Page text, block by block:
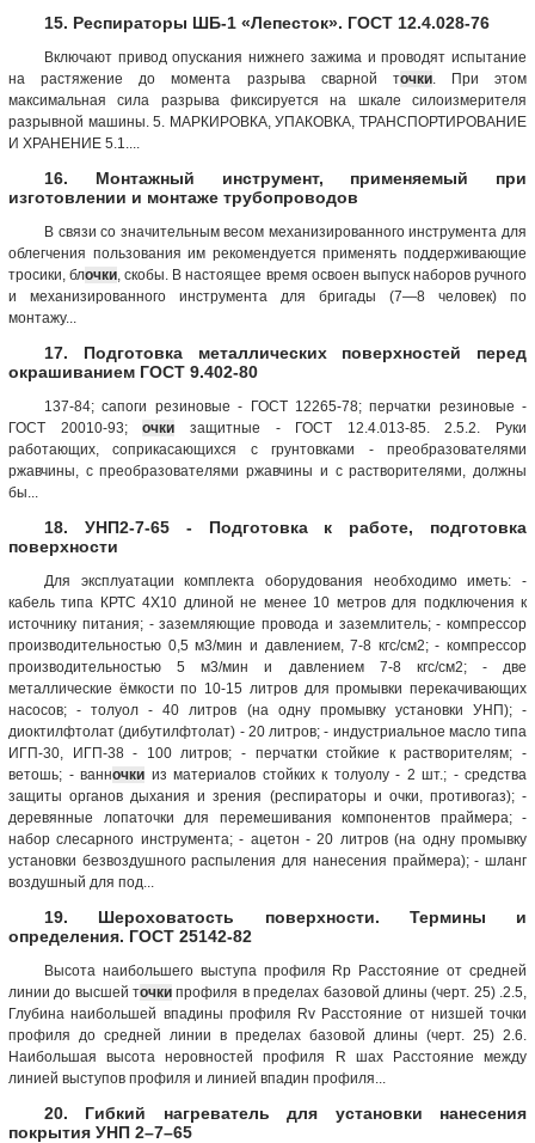
15. Респираторы ШБ-1 «Лепесток». ГОСТ 12.4.028-76
Включают привод опускания нижнего зажима и проводят испытание
на растяжение до момента разрыва сварной точки. При этом
максимальная сила разрыва фиксируется на шкале силоизмерителя
разрывной машины. 5. МАРКИРОВКА, УПАКОВКА, ТРАНСПОРТИРОВАНИЕ
И ХРАНЕНИЕ 5.1....
16. Монтажный инструмент, применяемый при
изготовлении и монтаже трубопроводов
В связи со значительным весом механизированного инструмента для
облегчения пользования им рекомендуется применять поддерживающие
тросики, блочки , скобы. В настоящее время освоен выпуск наборов ручного
и механизированного инструмента для бригады (7—8 человек) по
монтажу...
17. Подготовка металлических поверхностей перед
окрашиванием ГОСТ 9.402-80
137-84; сапоги резиновые - ГОСТ 12265-78; перчатки резиновые -
ГОСТ 20010-93;очки защитные - ГОСТ 12.4.013-85. 2.5.2. Руки
работающих, соприкасающихся с грунтовками - преобразователями
ржавчины, с преобразователями ржавчины и с растворителями, должны
бы...
18. УНП2-7-65 - Подготовка к работе, подготовка
поверхности
Для эксплуатации комплекта оборудования необходимо иметь: -
кабель типа КРТС 4X10 длиной не менее 10 метров для подключения к
источнику питания; - заземляющие провода и заземлитель; - компрессор
производительностью 0,5 м3/мин и давлением, 7-8 кгс/см2; - компрессор
производительностью 5 м3/мин и давлением 7-8 кгс/см2; - две
металлические ёмкости по 10-15 литров для промывки перекачивающих
насосов; - толуол - 40 литров (на одну промывку установки УНП); -
диоктилфтолат (дибутилфтолат) - 20 литров; - индустриальное масло типа
ИГП-30, ИГП-38 - 100 литров; - перчатки стойкие к растворителям; -
ветошь; - ванночки из материалов стойких к толуолу - 2 шт.; - средства
защиты органов дыхания и зрения (респираторы и очки, противогаз); -
деревянные лопаточки для перемешивания компонентов праймера; -
набор слесарного инструмента; - ацетон - 20 литров (на одну промывку
установки безвоздушного распыления для нанесения праймера); - шланг
воздушный для под...
19. Шероховатость поверхности. Термины и
определения. ГОСТ 25142-82
Высота наиболь­шего выступа про­филя Rp Расстояние от средней
линии до высшей точки профиля в пределах базовой длины (черт. 25) .2.5,
Глубина наиболь­шей впадины про­филя Rv Расстояние от низшей точки
профиля до средней линии в пределах базовой длины (черт. 25) 2.6.
Наибольшая высо­та неровностей про­филя R шах Расстояние между
линией выступов профиля и линией впадин профиля...
20. Гибкий нагреватель для установки нанесения
покрытия УНП 2–7–65